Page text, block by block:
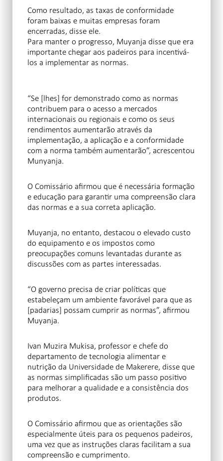
Como resultado, as taxas de conformidade
foram baixas e muitas empresas foram
encerradas, disse ele.
Para manter o progresso, Muyanja disse que era
importante chegar aos padeiros para incentivá-
los a implementar as normas.
“Se [lhes] for demonstrado como as normas
contribuem para o acesso a mercados
internacionais ou regionais e como os seus
rendimentos aumentarão através da
implementação, a aplicação e a conformidade
com a norma também aumentarão”, acrescentou
Munyanja.
O Comissário afirmou que é necessária formação
e educação para garantir uma compreensão clara
das normas e a sua correta aplicação.
Muyanja, no entanto, destacou o elevado custo
do equipamento e os impostos como
preocupações comuns levantadas durante as
discussões com as partes interessadas.
“O governo precisa de criar políticas que
estabeleçam um ambiente favorável para que as
[padarias] possam cumprir as normas”, afirmou
Muyanja.
Ivan Muzira Mukisa, professor e chefe do
departamento de tecnologia alimentar e
nutrição da Universidade de Makerere, disse que
as normas simplificadas são um passo positivo
para melhorar a qualidade e a consistência dos
produtos.
O Comissário afirmou que as orientações são
especialmente úteis para os pequenos padeiros,
uma vez que as instruções claras facilitam a sua
compreensão e cumprimento.